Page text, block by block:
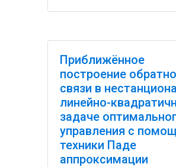
Приближённое
построение
связи в
линейно-
задаче
управления с
техники Паде
аппроксимации